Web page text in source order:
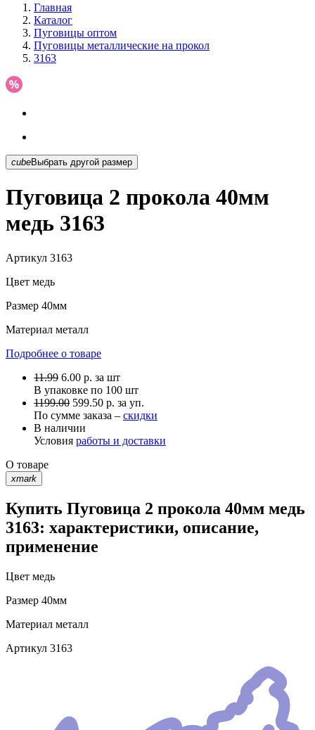
Главная
Каталог
Пуговицы оптом
Пуговицы металлические на прокол
3163
cubeВыбрать другой размер
Пуговица 2 прокола 40мм
медь 3163
Артикул 3163
Цвет медь
Размер 40мм
Материал металл
Подробнее о товаре
11.99 6.00 р. за шт
В упаковке по 100 шт
1199.00 599.50 р. за уп.
По сумме заказа – скидки
В наличии
Условия работы и доставки
О товаре
xmark
Купить Пуговица 2 прокола 40мм медь
3163: характеристики, описание,
применение
Цвет медь
Размер 40мм
Материал металл
Артикул 3163